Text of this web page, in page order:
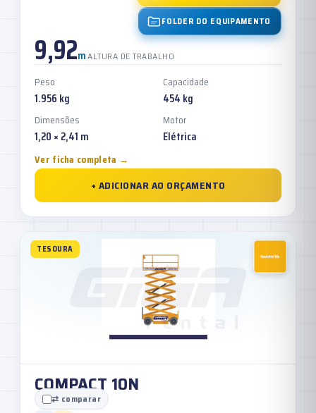
FOLDER DO EQUIPAMENTO
9,92mALTURA DE TRABALHO
Peso
1.956 kg
Capacidade
454 kg
Dimensões
1,20 × 2,41 m
Motor
Elétrica
Ver ficha completa →
+ ADICIONAR AO ORÇAMENTO
TESOURA
COMPACT 10N
⇄ comparar